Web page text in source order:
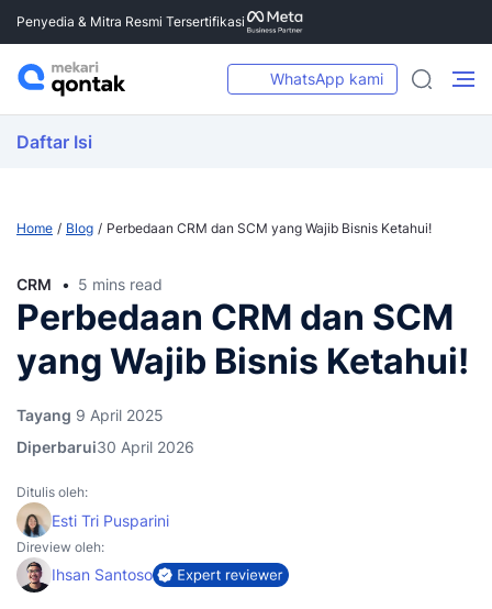
Penyedia & Mitra Resmi Tersertifikasi
WhatsApp kami
Daftar Isi
Home Blog Perbedaan CRM dan SCM yang Wajib Bisnis Ketahui!
CRM 5 mins read
Perbedaan CRM dan SCM
yang Wajib Bisnis Ketahui!
Tayang 9 April 2025
Diperbarui30 April 2026
Ditulis oleh:
Esti Tri Pusparini
Direview oleh:
Ihsan Santoso